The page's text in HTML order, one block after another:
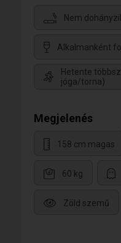
Nem
Alkalmanként
Hetente
jóga/torna)
Megjelenés
158 cm magas
60 kg
Zöld szemű